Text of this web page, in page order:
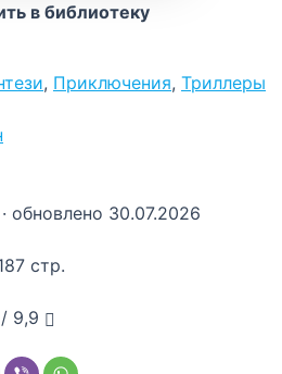
в библиотеку
, Приключения, Триллеры
· обновлено 30.07.2026
стр.
/ 9,9